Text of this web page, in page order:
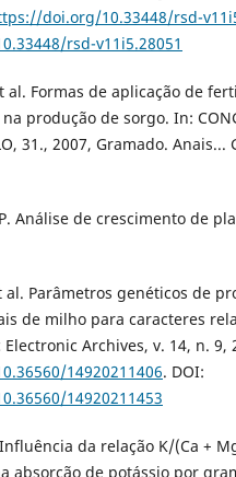
doi.org/10.33448/rsd-
rsd-v11i5.28051
al. Formas de aplicação de
produção de sorgo. In:
31., 2007, Gramado. Anais...
Análise de crescimento de
al. Parâmetros genéticos de
de milho para caracteres
Archives, v. 14, n. 9,
14920211406. DOI:
14920211453
Influência da relação K/(Ca +
absorção de potássio por